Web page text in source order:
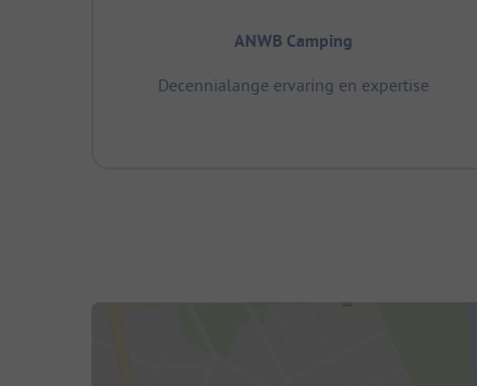
ANWB Camping
Decennialange ervaring en expertise